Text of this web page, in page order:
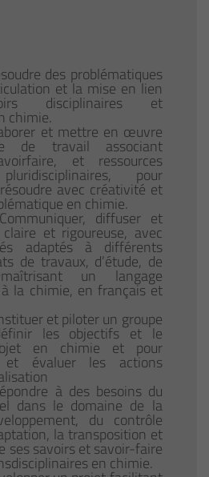
des problématiques
et la mise en lien
disciplinaires et
chimie.
et mettre en œuvre
de travail associant
et ressources
pour
avec créativité et
en chimie.
diffuser et
et rigoureuse, avec
adaptés à différents
de travaux, d’étude, de
un langage
la chimie, en français et
et piloter un groupe
les objectifs et le
en chimie et pour
et évaluer les actions
à des besoins du
dans le domaine de la
du contrôle
la transposition et
ses savoirs et savoir-faire
en chimie.